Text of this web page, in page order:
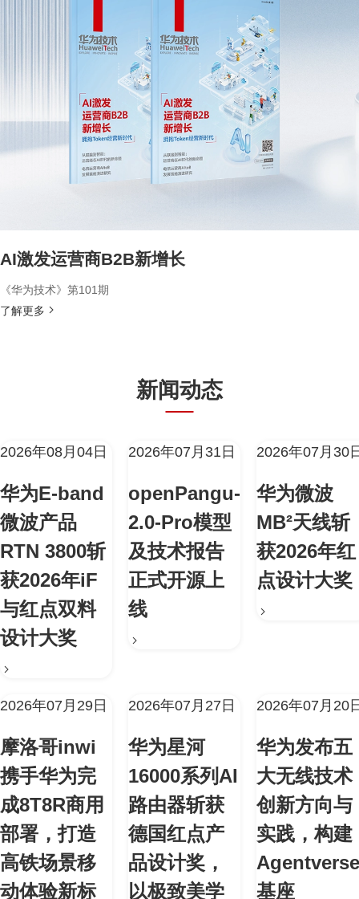
AI激发运营商B2B新增长
《华为技术》第101期
了解更多
新闻动态
2026年08月04日
华为E-band
微波产品
RTN 3800斩
获2026年iF
与红点双料
设计大奖
2026年07月31日
openPangu-
2.0-Pro模型
及技术报告
正式开源上
线
2026年07月30
华为微波
MB²天线斩
获2026年红
点设计大奖
2026年07月29日
摩洛哥inwi
携手华为完
成8T8R商用
部署，打造
高铁场景移
动体验新标
2026年07月27日
华为星河
16000系列AI
路由器斩获
德国红点产
品设计奖，
以极致美学
2026年07月20
华为发布五
大无线技术
创新方向与
实践，构建
Agentverse
基座